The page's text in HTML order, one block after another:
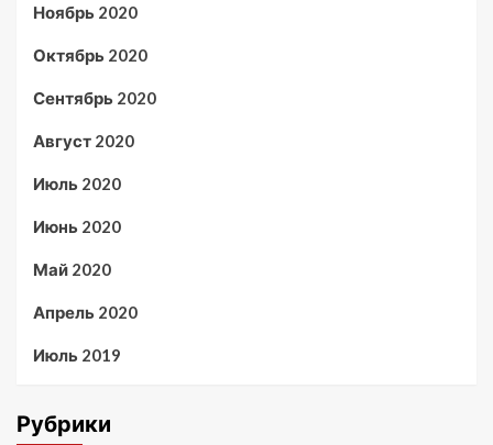
Ноябрь 2020
Октябрь 2020
Сентябрь 2020
Август 2020
Июль 2020
Июнь 2020
Май 2020
Апрель 2020
Июль 2019
Рубрики